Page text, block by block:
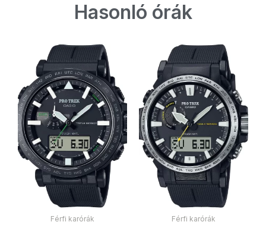
Hasonló órák
Férfi karórák Férfi karórák